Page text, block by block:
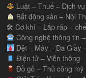
Luật – Thuế – Dịch
Bất động sản – Nội
🛠 Cơ khí – Lắp ráp –
Công nghệ thông tin
Dệt – May – Da Giầy
Điện tử – Viễn thông
Đồ gỗ – Thủ công mỹ